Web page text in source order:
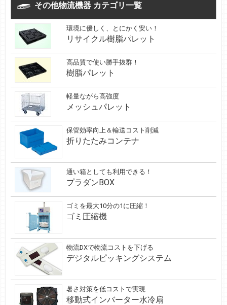
その他物流機器 カテゴリ一覧
環境に優しく、とにかく安い！
リサイクル樹脂パレット
高品質で使い勝手抜群！
樹脂パレット
軽量ながら高強度
メッシュパレット
保管効率向上＆輸送コスト削減
折りたたみコンテナ
通い箱としても利用できる！
プラダンBOX
ゴミを最大10分の1に圧縮！
ゴミ圧縮機
物流DXで物流コストを下げる
デジタルピッキングシステム
暑さ対策を低コストで実現
移動式インバーター水冷扇